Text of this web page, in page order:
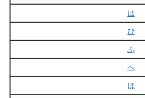
は
ひ
ふ
へ
ほ